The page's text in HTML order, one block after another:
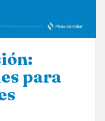
para